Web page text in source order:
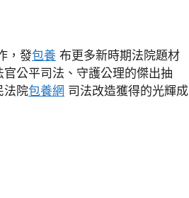
，發包養 布更多新時期法院題材
公平司法、守護公理的傑出抽
法院包養網 司法改造獲得的光輝成